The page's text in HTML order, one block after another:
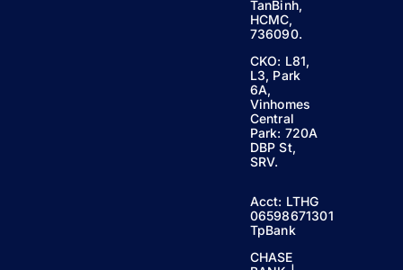
TanBinh,
HCMC,
736090.
CKO: L81,
L3, Park
6A,
Vinhomes
Central
Park: 720A
DBP St,
SRV.
Acct: LTHG
06598671301
TpBank
CHASE